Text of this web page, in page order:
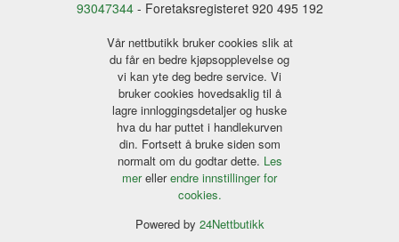
93047344- Foretaksregisteret 920 495 192
Vår nettbutikk bruker cookies slik at
du får en bedre kjøpsopplevelse og
vi kan yte deg bedre service. Vi
bruker cookies hovedsaklig til å
lagre innloggingsdetaljer og huske
hva du har puttet i handlekurven
din. Fortsett å bruke siden som
normalt om du godtar dette. Les
merellerendre innstillinger for
cookies.
Powered by 24Nettbutikk